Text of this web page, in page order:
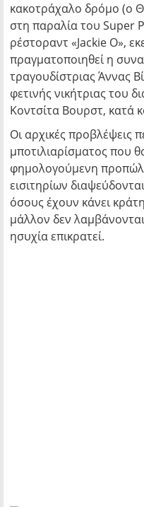
κακοτράχαλο δρόμο (ο
στη παραλία του Super
ρέστοραντ «Jackie O»,
πραγματοποιηθεί η
τραγουδίστριας Άννας
φετινής νικήτριας του
Κοντσίτα Βουρστ, κατά
Οι αρχικές προβλέψεις
μποτιλιαρίσματος που
φημολογούμενη
εισιτηρίων
όσους έχουν κάνει
μάλλον δεν
ησυχία επικρατεί.